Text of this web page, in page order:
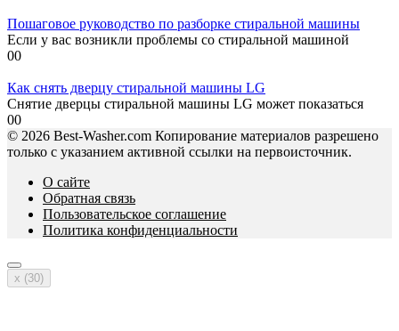
Пошаговое руководство по разборке стиральной машины
Если у вас возникли проблемы со стиральной машиной
00
Как снять дверцу стиральной машины LG
Снятие дверцы стиральной машины LG может показаться
00
© 2026 Best-Washer.com Копирование материалов разрешено
только с указанием активной ссылки на первоисточник.
О сайте
Обратная связь
Пользовательское соглашение
Политика конфиденциальности
x (30)